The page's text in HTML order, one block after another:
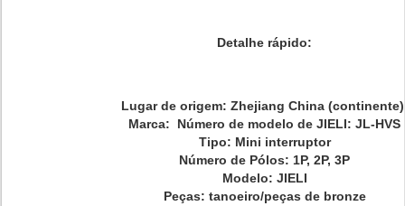
Detalhe rápido:
Lugar de origem: Zhejiang China
Marca: Número de modelo de JIELI: JL-HVS
Tipo: Mini interruptor
Número de Pólos: 1P, 2P, 3P
Modelo: JIELI
Peças: tanoeiro/peças de bronze